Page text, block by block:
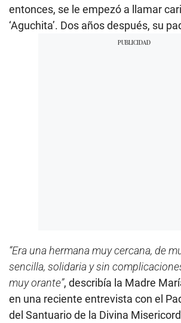
entonces, se le empezó a llamar
‘Aguchita’. Dos años después, su
“Era una hermana muy cercana, de
sencilla, solidaria y sin
muy orante”, describía la Madre
en una reciente entrevista con el
del Santuario de la Divina